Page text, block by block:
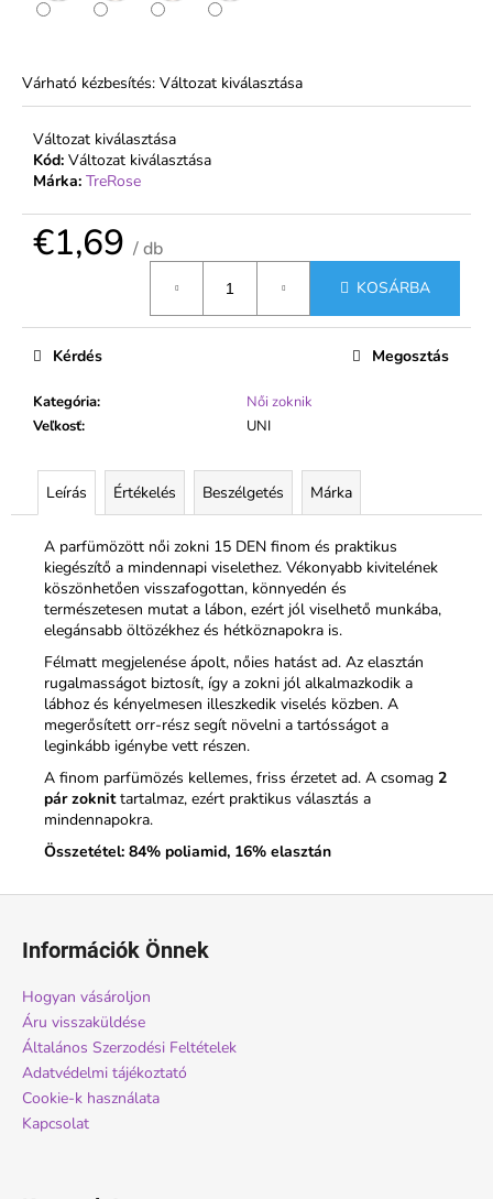
Várható kézbesítés: Változat kiválasztása
Változat kiválasztása
Kód: Változat kiválasztása
Márka: TreRose
€1,69 / db
KOSÁRBA
Kategória:
Női zoknik
Veľkosť: UNI
Kérdés Megosztás
Leírás Értékelés Beszélgetés Márka
A parfümözött női zokni 15 DEN finom és praktikus
kiegészítő a mindennapi viselethez. Vékonyabb kivitelének
köszönhetően visszafogottan, könnyedén és
természetesen mutat a lábon, ezért jól viselhető munkába,
elegánsabb öltözékhez és hétköznapokra is.
Félmatt megjelenése ápolt, nőies hatást ad. Az elasztán
rugalmasságot biztosít, így a zokni jól alkalmazkodik a
lábhoz és kényelmesen illeszkedik viselés közben. A
megerősített orr-rész segít növelni a tartósságot a
leginkább igénybe vett részen.
A finom parfümözés kellemes, friss érzetet ad. A csomag 2
pár zoknittartalmaz, ezért praktikus választás a
mindennapokra.
Összetétel: 84% poliamid, 16% elasztán
NŐI
MAGASABB
DERÉKRÉSSZEL
-
FERA
€5,94
Információk Önnek
Hogyan vásároljon
Áru visszaküldése
Általános Szerzodési Feltételek
Adatvédelmi tájékoztató
Cookie-k használata
Kapcsolat